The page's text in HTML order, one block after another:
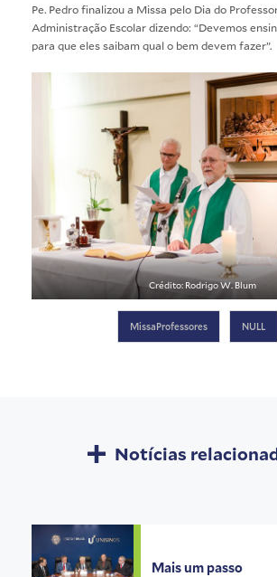
Pe. Pedro finalizou a Missa pelo Dia do
Administração Escolar dizendo: “Devemos
para que eles saibam qual o bem devem fazer”.
Crédito: Rodrigo W. Blum
MissaProfessores NULL
Notícias
Mais um passo